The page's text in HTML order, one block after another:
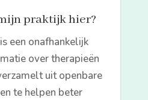
praktijk hier?
een onafhankelijk
over therapieën
uit openbare
te helpen beter